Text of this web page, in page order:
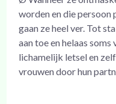
worden en die
gaan ze heel ver. Tot
aan toe en helaas
lichamelijk letsel en
vrouwen door hun